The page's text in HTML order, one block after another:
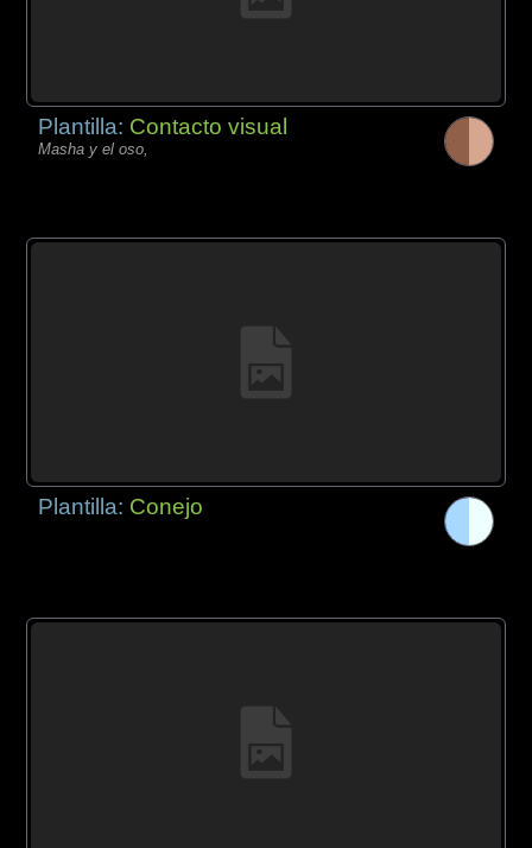
Plantilla: Contacto visual
Masha y el oso,
Plantilla: Conejo